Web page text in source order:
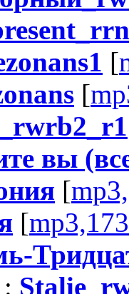
[
[
вы
[
[
: